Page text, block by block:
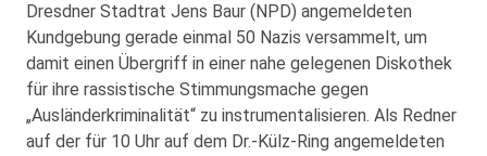
Dresdner Stadtrat Jens Baur (NPD) angemeldeten
Kundgebung gerade einmal 50 Nazis versammelt, um
damit einen Übergriff in einer nahe gelegenen Diskothek
für ihre rassistische Stimmungsmache gegen
„Ausländerkriminalität“ zu instrumentalisieren. Als Redner
auf der für 10 Uhr auf dem Dr.-Külz-Ring angemeldeten